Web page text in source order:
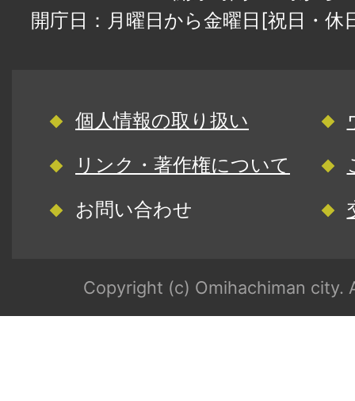
開庁日：月曜日から金曜日[祝日・
個人情報の取り扱い
リンク・著作権について
お問い合わせ
Copyright (c) Omihachiman city.